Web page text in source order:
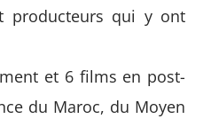
producteurs qui y ont
et 6 films en post-
du Maroc, du Moyen